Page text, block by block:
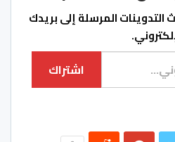
المرسلة إلى بريدك
اشتراك